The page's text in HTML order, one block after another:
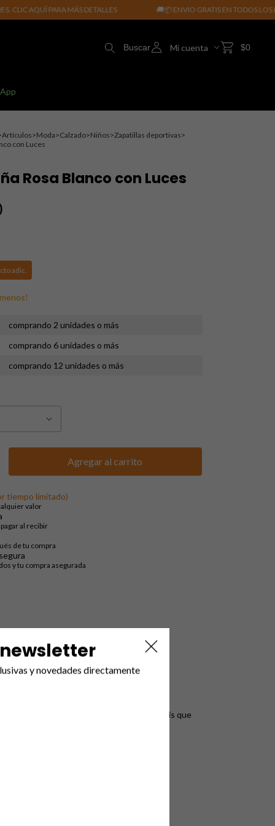
PARA MÁS DETALLES 🚚📦 ENVIO GRATIS EN TODOS LOS
Buscar Mi cuenta $0
Artículos>Moda>Calzado>Niños>Zapatillas deportivas>
con Luces
Rosa Blanco con Luces
adic.
comprando 2 unidades o más
comprando 6 unidades o más
comprando 12 unidades o más
tiempo limitado)
valor
al recibir
de tu compra
y tu compra asegurada
busques más! Te presentamos unos tenis que
con cada paso.
pequeños pies en crecimiento.
y novedades directamente